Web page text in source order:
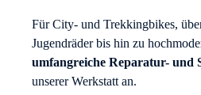
Für City- und Trekkingbikes,
Jugendräder bis hin zu
umfangreiche Reparatur- und
unserer Werkstatt an.